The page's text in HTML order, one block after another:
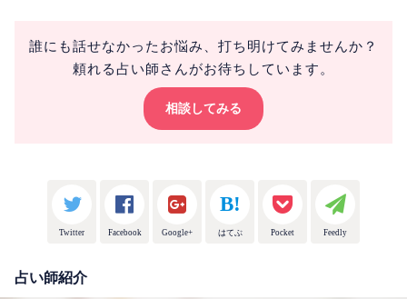
誰にも話せなかったお悩み、打ち明けてみませんか？
頼れる占い師さんがお待ちしています。
相談してみる
Twitter Facebook Google+ はてぶ Pocket Feedly
占い師紹介